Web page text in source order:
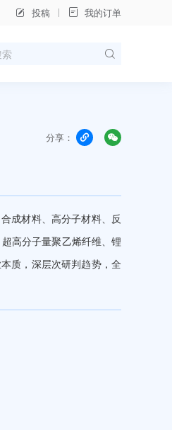
投稿 我的订单
分享：
成材料、高分子材料、反
高分子量聚乙烯纤维、锂
质，深层次研判趋势，全